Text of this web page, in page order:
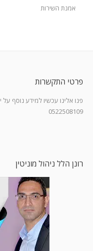
אמנת השירות
פרטי התקשרות
פנו אלינו עכשיו למידע נוסף על
0522508109
רונן הלל ניהול מוניטין